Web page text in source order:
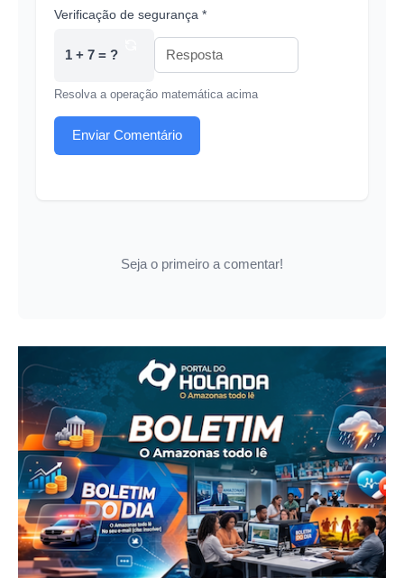
Verificação de segurança *
1 + 7 = ?
Resolva a operação matemática acima
Enviar Comentário
Seja o primeiro a comentar!